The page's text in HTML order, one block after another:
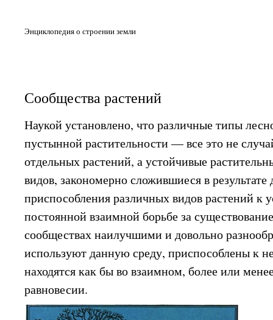
Энциклопедия о строении земли
Сообщества растений
Наукой установлено, что различные типы
пустынной растительности — все это не
отдельных растений, а устойчивые
видов, закономерно сложившиеся в результате
приспособления различных видов растений к
постоянной взаимной борьбе за
сообществах наилучшими и довольно
используют данную среду, приспособлены к
находятся как бы во взаимном, более или
равновесии.